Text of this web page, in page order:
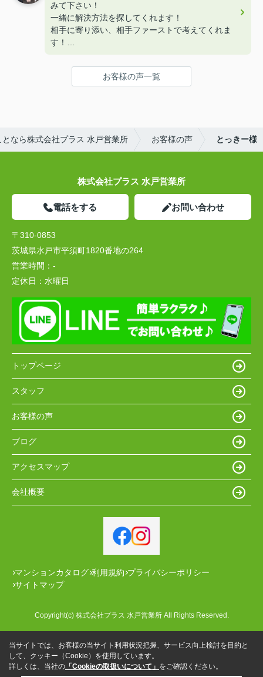
みて下さい！
一緒に解決方法を探してくれます！
相手に寄り添い、相手ファーストで考えてくれま
す！
がおすすめです！
お客様の声一覧
なら株式会社プラス 水戸営業所 お客様の声 とっきー様
株式会社プラス 水戸営業所
電話をする お問い合わせ
〒310-0853
茨城県水戸市平須町1820番地の264
営業時間： -
定休日： 水曜日
トップページ
スタッフ
お客様の声
ブログ
アクセスマップ
会社概要
マンションカタログ 利用規約 プライバシーポリシー
サイトマップ
Copyright(c) 株式会社プラス 水戸営業所 All Rights Reserved.
当サイトでは、お客様の当サイト利用状況把握、サービス向上検討を目的と
して、クッキー（Cookie）を使用しています。
詳しくは、当社の 「Cookieの取扱いについて」 をご確認ください。